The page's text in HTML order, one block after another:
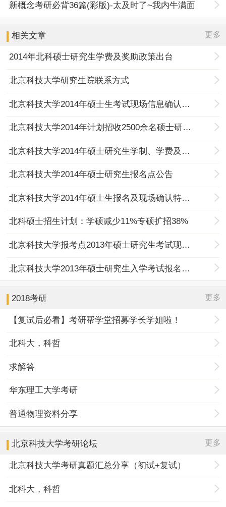
新概念考研必背36篇(彩版)-太及时了~我内牛满面
相关文章 更多
2014年北科硕士研究生学费及奖助政策出台
北京科技大学研究生院联系方式
北京科技大学2014年硕士生考试现场信息确认须知
北京科技大学2014年计划招收2500余名硕士研究生
北京科技大学2014年硕士研究生学制、学费及奖助政策
北京科技大学2014年硕士研究生报名点公告
北京科技大学2014年硕士生报名及现场确认特别提示
北科硕士招生计划：学硕减少11%专硕扩招38%
北京科技大学报考点2013年硕士研究生考试现场确认公告
北京科技大学2013年硕士研究生入学考试报名点公告
2018考研 更多
【复试后必看】考研帮学堂招募学长学姐啦！
北科大，科哲
求解答
华东理工大学考研
普通物理资料分享
北京科技大学考研论坛 更多
北京科技大学考研真题汇总分享（初试+复试）
北科大，科哲